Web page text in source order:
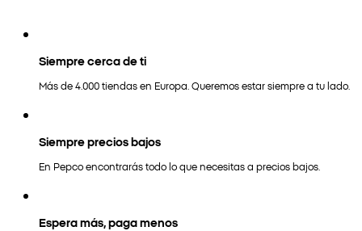
Siempre cerca de ti
Más de 4.000 tiendas en Europa. Queremos estar siempre a tu lado.
Siempre precios bajos
En Pepco encontrarás todo lo que necesitas a precios bajos.
Espera más, paga menos